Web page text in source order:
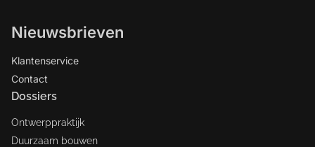
Nieuwsbrieven
Klantenservice
Contact
Dossiers
Ontwerppraktijk
Duurzaam bouwen